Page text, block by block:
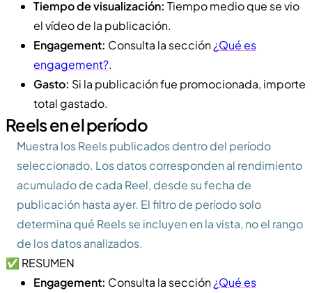
Tiempo de visualización: Tiempo medio que se vio
el vídeo de la publicación.
Engagement: Consulta la sección¿Qué es
engagement?.
Gasto: Si la publicación fue promocionada, importe
total gastado.
Reels en el período
Muestra los Reels publicados dentro del período
seleccionado. Los datos corresponden al rendimiento
acumulado de cada Reel, desde su fecha de
publicación hasta ayer. El filtro de período solo
determina qué Reels se incluyen en la vista, no el rango
de los datos analizados.
✅ RESUMEN
Engagement: Consulta la sección¿Qué es